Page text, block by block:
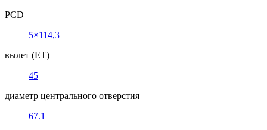
PCD
5×114,3
вылет (ET)
45
диаметр центрального отверстия
67.1